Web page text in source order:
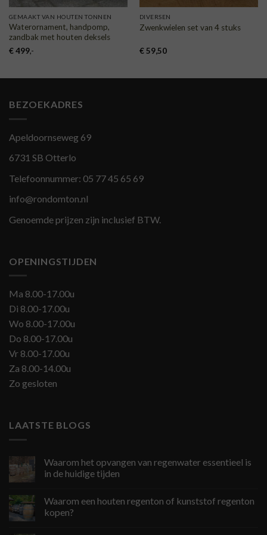
GEMAAKT VAN HOUTEN TONNEN
Waterornament, handpomp,
zandbak met houten deksels
€499,-
DIVERSEN
Zwenkwielen set van 4 stuks
€59,50
BEZOEKADRES
Apeldoornseweg 69
6731 SB Otterlo
Telefoonnummer: 05 77 45 65 69
info@rondomton.nl
Genoemde prijzen zijn inclusief BTW.
OPENINGSTIJDEN
Ma 8.00-17.00u
Di 8.00-17.00u
Wo 8.00-17.00u
Do 8.00-17.00u
Vr 8.00-17.00u
Za 8.00-14.00u
Zo gesloten
LAATSTE BLOGS
Waarom het opvangen van regenwater essentieel is
in de huidige tijden
Waarom een houten regenton of kunststof regenton
kopen?